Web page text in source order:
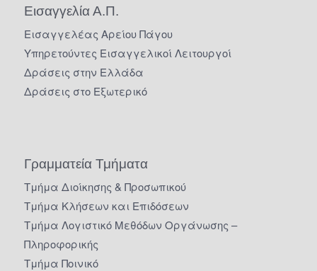
Εισαγγελία Α.Π.
Εισαγγελέας Αρείου Πάγου
Υπηρετούντες Εισαγγελικοί Λειτουργοί
Δράσεις στην Ελλάδα
Δράσεις στο Εξωτερικό
Γραμματεία Τμήματα
Τμήμα Διοίκησης & Προσωπικού
Τμήμα Κλήσεων και Επιδόσεων
Τμήμα Λογιστικό Μεθόδων Οργάνωσης –
Πληροφορικής
Τμήμα Ποινικό